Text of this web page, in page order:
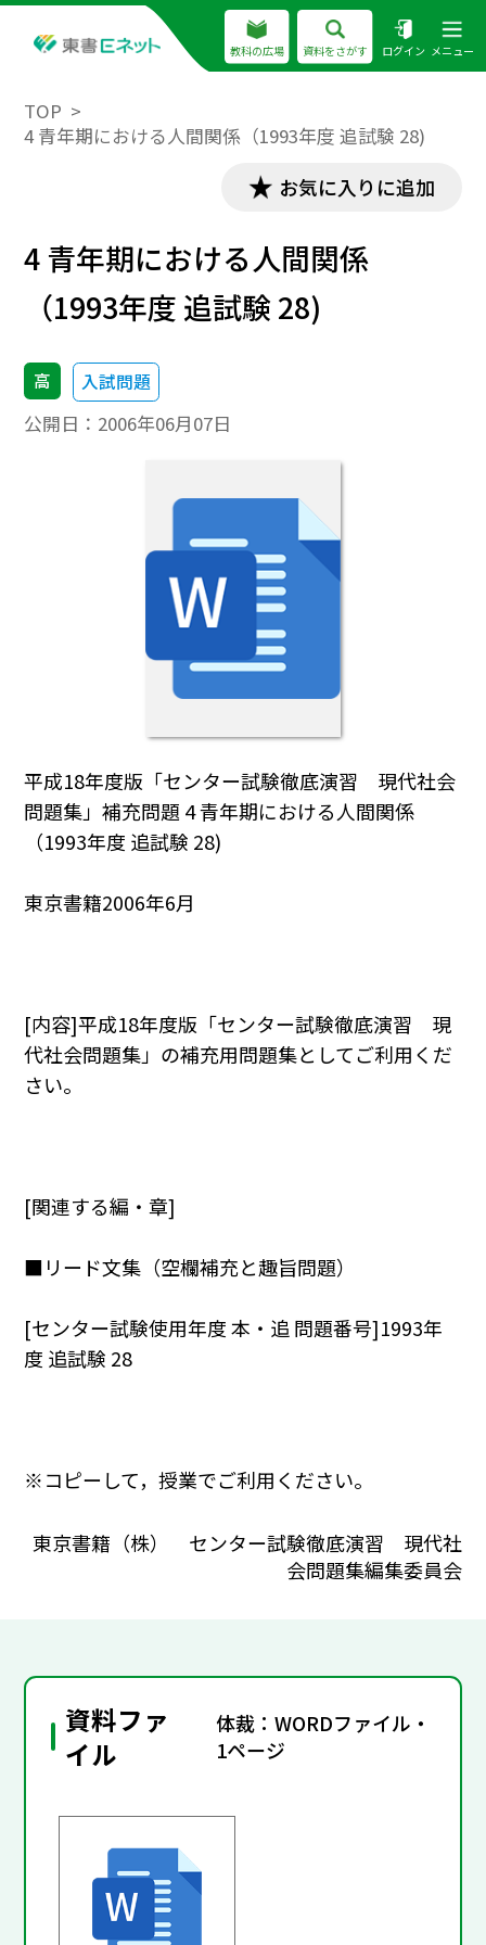
教科の広場 資料をさがす ログイン メニュー
TOP
4 青年期における人間関係（1993年度 追試験 28)
お気に入りに追加
4 青年期における人間関係
（1993年度 追試験 28)
高 入試問題
公開日： 2006年06月07日
平成18年度版「センター試験徹底演習 現代社会
問題集」補充問題 4 青年期における人間関係
（1993年度 追試験 28)
東京書籍2006年6月
[内容]平成18年度版「センター試験徹底演習 現
代社会問題集」の補充用問題集としてご利用くだ
さい。
[関連する編・章]
■リード文集（空欄補充と趣旨問題）
[センター試験使用年度 本・追 問題番号]1993年
度 追試験 28
※コピーして，授業でご利用ください。
東京書籍（株） センター試験徹底演習 現代社
会問題集編集委員会
資料ファ
イル
体裁：WORDファイル・
1ページ